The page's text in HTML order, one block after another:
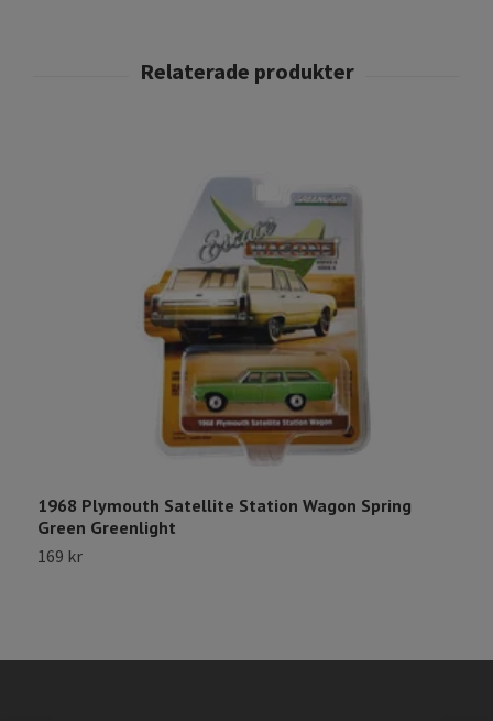
1968 Plymouth Satellite Station Wagon Spring
Green Greenlight
169 kr